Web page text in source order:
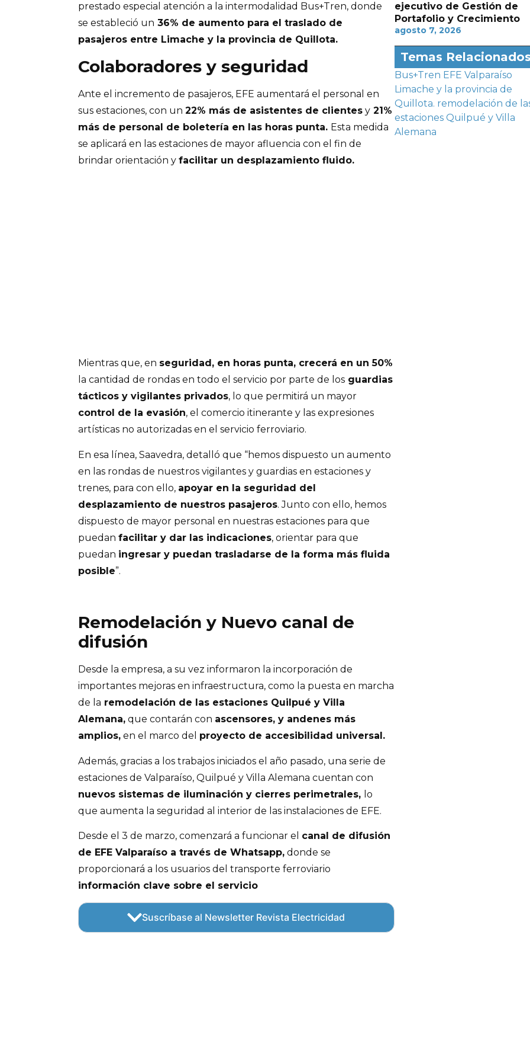
prestado especial atención a la intermodalidad Bus+Tren, donde
se estableció un 36% de aumento para el traslado de
pasajeros entre Limache y la provincia de Quillota.
Colaboradores y seguridad
Ante el incremento de pasajeros, EFE aumentará el personal en
sus estaciones, con un 22% más de asistentes de clientes y 21%
más de personal de boletería en las horas punta. Esta medida
se aplicará en las estaciones de mayor afluencia con el fin de
brindar orientación y facilitar un desplazamiento fluido.
Mientras que, en seguridad, en horas punta, crecerá en un 50%
la cantidad de rondas en todo el servicio por parte de los guardias
tácticos y vigilantes privados, lo que permitirá un mayor
control de la evasión, el comercio itinerante y las expresiones
artísticas no autorizadas en el servicio ferroviario.
En esa línea, Saavedra, detalló que “hemos dispuesto un aumento
en las rondas de nuestros vigilantes y guardias en estaciones y
trenes, para con ello, apoyar en la seguridad del
desplazamiento de nuestros pasajeros. Junto con ello, hemos
dispuesto de mayor personal en nuestras estaciones para que
puedan facilitar y dar las indicaciones, orientar para que
puedan ingresar y puedan trasladarse de la forma más fluida
posible”.
Remodelación y Nuevo canal de
difusión
Desde la empresa, a su vez informaron la incorporación de
importantes mejoras en infraestructura, como la puesta en marcha
de la remodelación de las estaciones Quilpué y Villa
Alemana, que contarán con ascensores, y andenes más
amplios, en el marco del proyecto de accesibilidad universal.
Además, gracias a los trabajos iniciados el año pasado, una serie de
estaciones de Valparaíso, Quilpué y Villa Alemana cuentan con
nuevos sistemas de iluminación y cierres perimetrales, lo
que aumenta la seguridad al interior de las instalaciones de EFE.
Desde el 3 de marzo, comenzará a funcionar el canal de difusión
de EFE Valparaíso a través de Whatsapp, donde se
proporcionará a los usuarios del transporte ferroviario
información clave sobre el servicio
Suscríbase al Newsletter Revista Electricidad
ejecutivo de Gestión de
Portafolio y Crecimiento
agosto 7, 2026
Temas
Bus+Tren EFE Valparaíso
Limache y la provincia de
Quillota. remodelación de
estaciones Quilpué y Villa
Alemana